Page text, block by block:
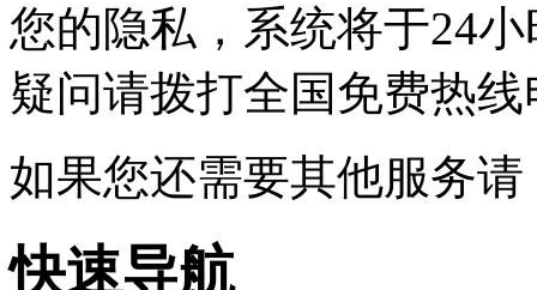
您的隐私，系统将于24
疑问请拨打全国免费热线
如果您还需要其他服务
快速导航